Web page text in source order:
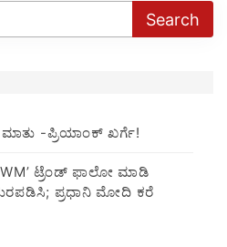
-ಪ್ರಿಯಾಂಕ್ ಖರ್ಗೆ!
ಟ್ರೆಂಡ್ ಫಾಲೋ ಮಾಡಿ
ಪ್ರಧಾನಿ ಮೋದಿ ಕರೆ